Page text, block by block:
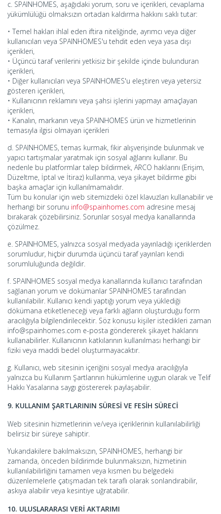
c. SPAINHOMES, aşağıdaki yorum, soru ve içerikleri, cevaplama
yükümlülüğü olmaksızın ortadan kaldırma hakkını saklı tutar:
• Temel hakları ihlal eden iftira niteliğinde, ayrımcı veya diğer
kullanıcıları veya SPAINHOMES'u tehdit eden veya yasa dışı
içerikleri,
• Üçüncü taraf verilerini yetkisiz bir şekilde içinde bulunduran
içerikleri,
• Diğer kullanıcıları veya SPAINHOMES'u eleştiren veya yetersiz
gösteren içerikleri,
• Kullanıcının reklamını veya şahsi işlerini yapmayı amaçlayan
içerikleri,
• Kanalın, markanın veya SPAINHOMES ürün ve hizmetlerinin
temasıyla ilgisi olmayan içerikleri
d. SPAINHOMES, temas kurmak, fikir alışverişinde bulunmak ve
yapıcı tartışmalar yaratmak için sosyal ağlarını kullanır. Bu
nedenle bu platformlar talep bildirmek, ARCO haklarını (Erişim,
Düzeltme, İptal ve İtiraz) kullanma, veya şikayet bildirme gibi
başka amaçlar için kullanılmamalıdır.
Tüm bu konular için web sitemizdeki özel klavuzları kullanabilir ve
herhangi bir sorunu info@spainhomes.com adresine mesaj
bırakarak çözebilirsiniz. Sorunlar sosyal medya kanallarında
çözülmez.
e. SPAINHOMES, yalnızca sosyal medyada yayınladığı içeriklerden
sorumludur, hiçbir durumda üçüncü taraf yayınları kendi
sorumluluğunda değildir.
f. SPAINHOMES sosyal medya kanallarında kullanıcı tarafından
sağlanan yorum ve dokümanlar SPAINHOMES tarafından
kullanılabilir. Kullanıcı kendi yaptığı yorum veya yüklediği
dökümana etiketleneceği veya farklı ağların oluşturduğu form
aracılığıyla bilgilendirilecektir. Söz konusu kişiler istedikleri zaman
info@spainhomes.com e-posta göndererek şikayet haklarını
kullanabilirler. Kullanıcının katkılarının kullanılması herhangi bir
fiziki veya maddi bedel oluşturmayacaktır.
g. Kullanıcı, web sitesinin içeriğini sosyal medya aracılığıyla
yalnızca bu Kullanım Şartlarının hükümlerine uygun olarak ve Telif
Hakkı Yasalarına saygı göstererek paylaşabilir.
9. KULLANIM ŞARTLARININ SÜRESİ VE FESİH SÜRECİ
Web sitesinin hizmetlerinin ve/veya içeriklerinin kullanılabilirliği
belirsiz bir süreye sahiptir.
Yukarıdakilere bakılmaksızın, SPAINHOMES, herhangi bir
zamanda, önceden bildirimde bulunmaksızın, hizmetinin
kullanılabilirliğini tamamen veya kısmen bu belgedeki
düzenlemelerle çatışmadan tek taraflı olarak sonlandırabilir,
askıya alabilir veya kesintiye uğratabilir.
10. ULUSLARARASI VERİ AKTARIMI